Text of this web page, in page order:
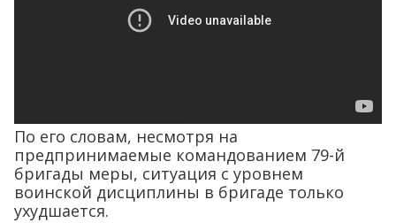
По его словам, несмотря на
предпринимаемые командованием 79-й
бригады меры, ситуация с уровнем
воинской дисциплины в бригаде только
ухудшается.